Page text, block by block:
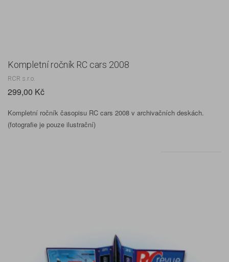
Kompletní ročník RC cars 2008
RCR s.r.o.
299,00 Kč
Kompletní ročník časopisu RC cars 2008 v archivačních deskách.
(fotografie je pouze ilustrační)